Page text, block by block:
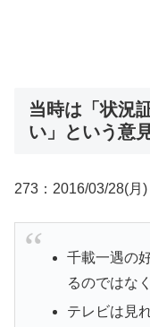
当時は「状況
い」という意
273：2016/03/28(月
千載一遇の
るのではな
テレビは見